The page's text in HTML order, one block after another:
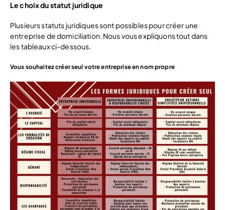
Le choix du statut juridique
Plusieurs statuts juridiques sont possibles pour créer une
entreprise de domiciliation. Nous vous expliquons tout dans
les tableaux ci-dessous.
Vous souhaitez créer seul votre entreprise en nom propre